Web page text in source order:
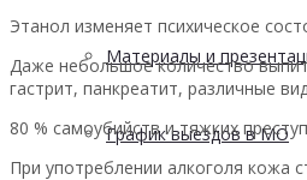
Материалы и
График выездов в МО
Этанол изменяет психическое
Даже небольшое количество
гастрит, панкреатит, различные
80 % самоубийств и тяжких
При употреблении алкоголя кожа